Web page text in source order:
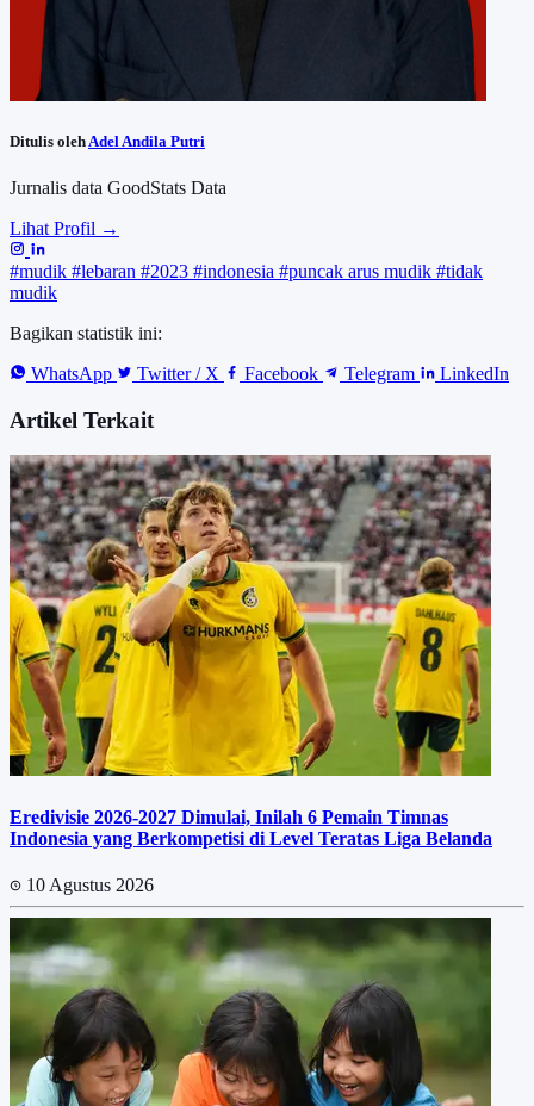
Ditulis oleh Adel Andila Putri
Jurnalis data GoodStats Data
Lihat Profil →
#mudik #lebaran #2023 #indonesia #puncak arus mudik #tidak
mudik
Bagikan statistik ini:
WhatsApp
Twitter / X Facebook Telegram LinkedIn
Artikel Terkait
Eredivisie 2026-2027 Dimulai, Inilah 6 Pemain Timnas
Indonesia yang Berkompetisi di Level Teratas Liga Belanda
10 Agustus 2026